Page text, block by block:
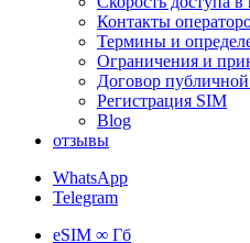
Контакты
Термины и
Ограничения и
Договор
Регистрация SIM
Blog
отзывы
WhatsApp
Telegram
eSIM ∞ Гб